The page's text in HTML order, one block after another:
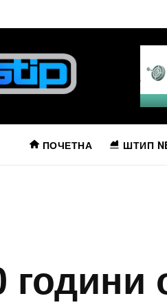
ПОЧЕТНА ШТИП
години